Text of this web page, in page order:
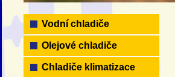
Vodní chladiče
Olejové chladiče
Chladiče klimatizace